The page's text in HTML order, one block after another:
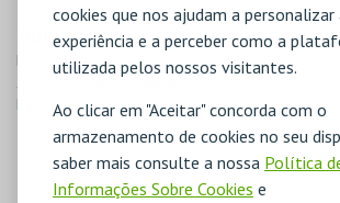
cookies que nos ajudam a personalizar
experiência e a perceber como a
utilizada pelos nossos visitantes.
Ao clicar em "Aceitar" concorda com o
armazenamento de cookies no seu
saber mais consulte a nossa Política
Informações Sobre Cookies e
MORADA
Praça Dr. Alberto Manuel Avelino nº1
2560-284 Torres Vedras
Direcções para Nau Identidade